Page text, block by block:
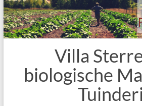
Villa
biologische